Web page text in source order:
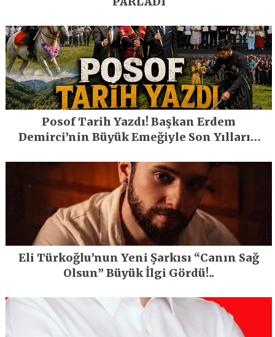
Posof Tarih Yazdı! Başkan Erdem
Demirci’nin Büyük Emeğiyle Son Yılların
Eli Türkoğlu’nun Yeni Şarkısı “Canın Sağ
Olsun” Büyük İlgi Gördü!..